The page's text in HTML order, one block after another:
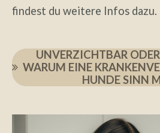
findest du weitere Infos dazu.
UNVERZICHTBAR
WARUM EINE
HUNDE SINN